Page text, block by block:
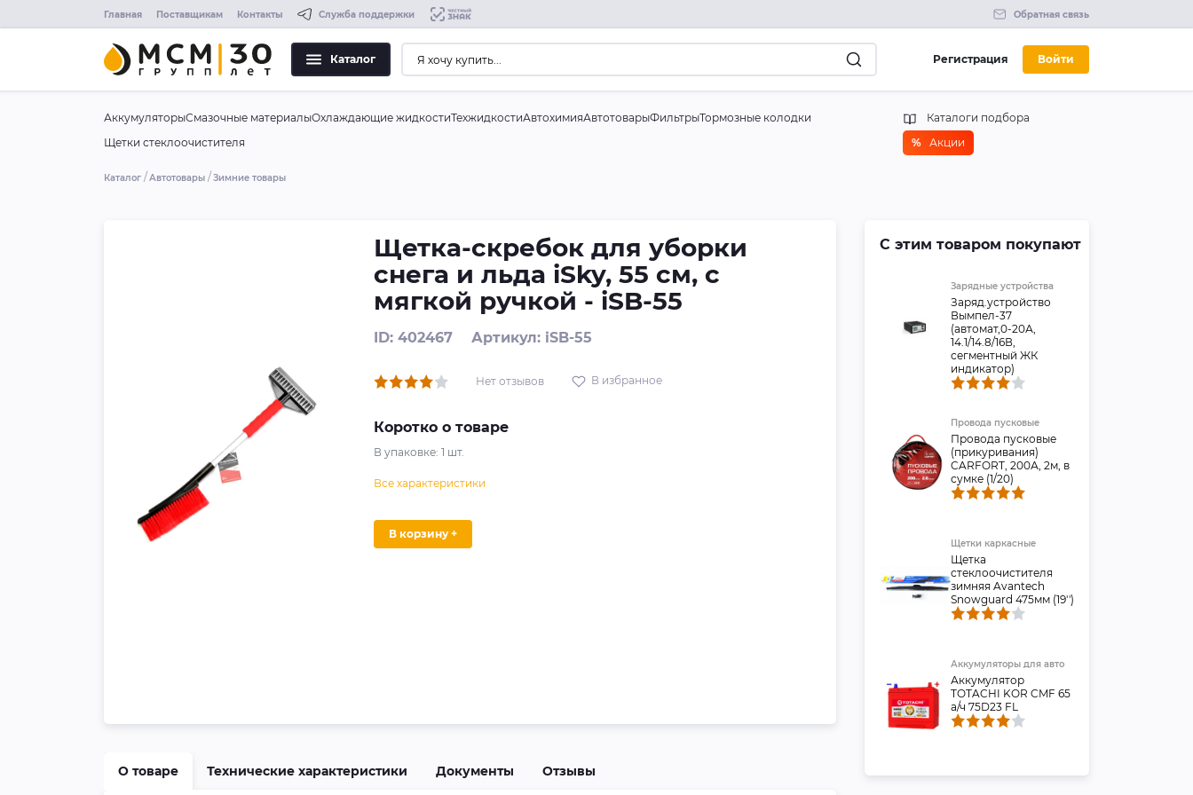
Главная Поставщикам Контакты Служба поддержки Обратная связь
Каталог Регистрация Войти
АккумуляторыСмазочные материалыОхлаждающие жидкостиТехжидкостиАвтохимияАвтотоварыФильтрыТормозные колодки
Щетки стеклоочистителя
Каталоги подбора
% Акции
Каталог Автотовары Зимние товары
Щетка-скребок для уборки
снега и льда iSky, 55 см, с
мягкой ручкой - iSB-55
ID: 402467 Артикул: iSB-55
Нет отзывов В избранное
Коротко о товаре
В упаковке:1 шт.
Все характеристики
В корзину +
О товаре Технические характеристики Документы Отзывы
С этим товаром покупают
Зарядные устройства
Заряд.устройство
Вымпел-37
(автомат,0-20А,
14.1/14.8/16В,
сегментный ЖК
индикатор)
Провода пусковые
Провода пусковые
(прикуривания)
CARFORT, 200А, 2м, в
сумке (1/20)
Щетки каркасные
Щетка
стеклоочистителя
зимняя Avantech
Snowguard 475мм (19'')
Аккумуляторы для авто
Аккумулятор
TOTACHI KOR CMF 65
а/ч 75D23 FL